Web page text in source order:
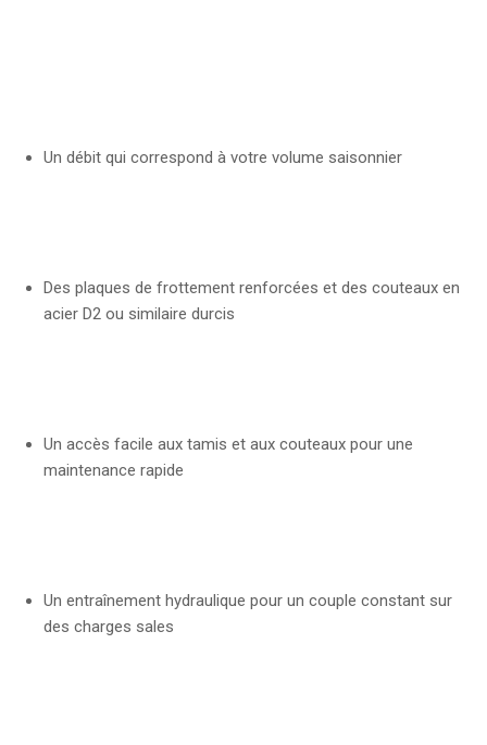
Un débit qui correspond à votre volume saisonnier
Des plaques de frottement renforcées et des couteaux en
acier D2 ou similaire durcis
Un accès facile aux tamis et aux couteaux pour une
maintenance rapide
Un entraînement hydraulique pour un couple constant sur
des charges sales